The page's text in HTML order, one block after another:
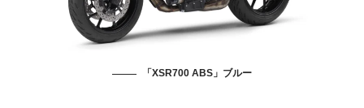
「XSR700 ABS」ブルー